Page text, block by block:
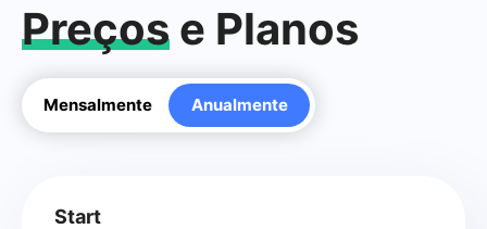
Preços e Planos
Mensalmente Anualmente
Start